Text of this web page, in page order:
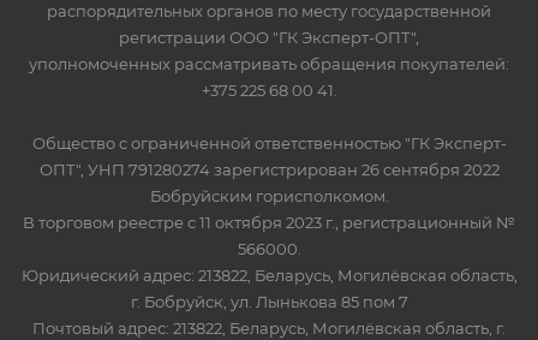
распорядительных органов по месту государственной
регистрации ООО "ГК Эксперт-ОПТ",
уполномоченных рассматривать обращения покупателей:
+375 225 68 00 41.
Общество с ограниченной ответственностью "ГК Эксперт-
ОПТ", УНП 791280274 зарегистрирован 26 сентября 2022
Бобруйским горисполкомом.
В торговом реестре с 11 октября 2023 г., регистрационный №
566000.
Юридический адрес: 213822, Беларусь, Могилёвская область,
г. Бобруйск, ул. Лынькова 85 пом 7
Почтовый адрес: 213822, Беларусь, Могилёвская область, г.